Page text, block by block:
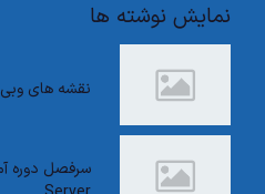
نمایش نوشته ها
نقشه های وبی WebGIS